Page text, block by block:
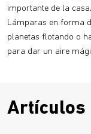
importante de la casa,
Lámparas en forma
planetas flotando o
para dar un aire
Artículos